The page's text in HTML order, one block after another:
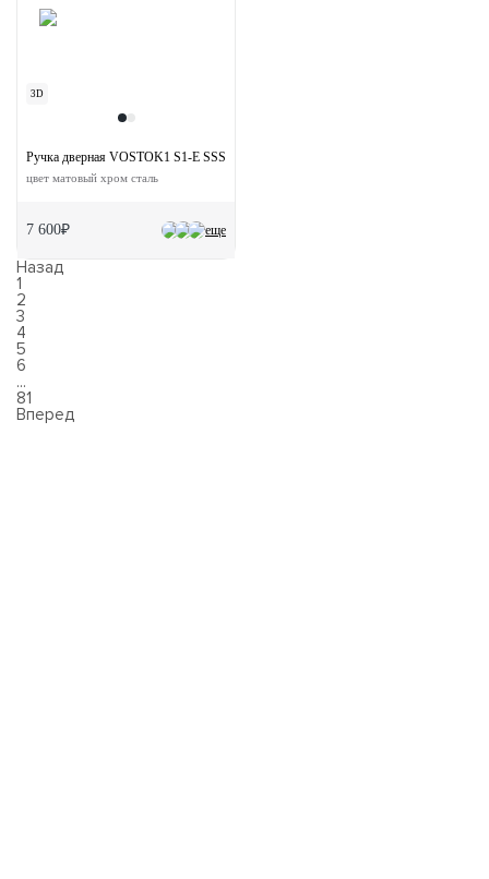
3D
еще
Ручка дверная VOSTOK1 S1-E SSS на квадратной розетке
цвет матовый хром сталь
7 600₽
Назад
1
2
3
4
5
6
...
81
Вперед